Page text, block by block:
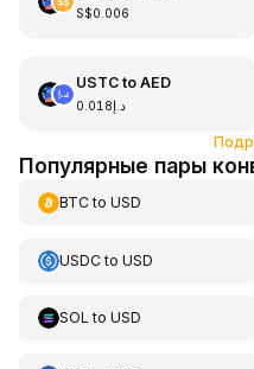
S$0.006
USTCto AED
د.إ0.018
Популярные пары
BTCto USD
USDCto USD
SOL to USD